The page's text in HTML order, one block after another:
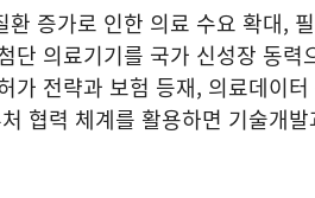
환 증가로 인한 의료 수요 확대,
단 의료기기를 국가 신성장 동
가 전략과 보험 등재, 의료데이
협력 체계를 활용하면 기술개